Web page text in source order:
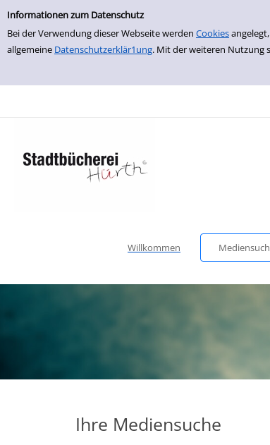
Einfache Suche
Informationen zum Datenschutz
Bei der Verwendung dieser Webseite werden Cookies
allgemeine Datenschutzerklär1ung. Mit der weiteren Nutzung
zur Navigation springen
zum Inhalt springen
Zu den Suchfiltern springen
Zur Trefferliste springen
Willkommen
Ihre Mediensuche